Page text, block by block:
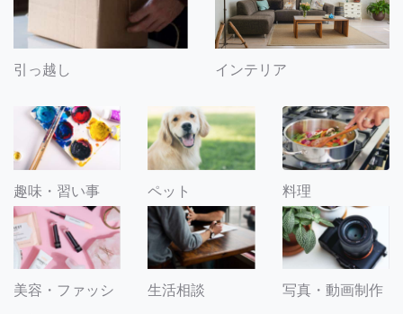
引っ越し インテリア
趣味・習い事 ペット 料理
美容・ファッシ
生活相談 写真・動画制作